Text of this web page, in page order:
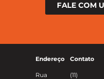
FALE COM
Endereço
Rua
Contato
(11)